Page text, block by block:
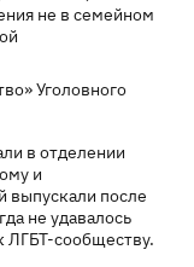
не в семейном
Уголовного
в отделении
и
выпускали после
не удавалось
ЛГБТ-сообществу.